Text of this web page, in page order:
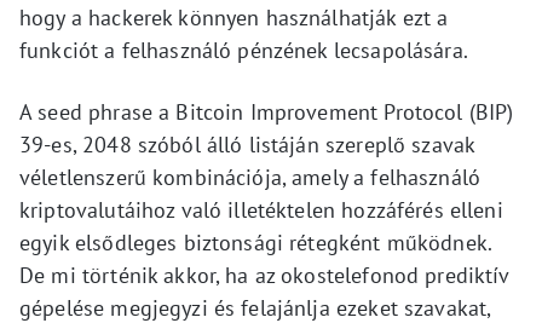
hogy a hackerek könnyen használhatják ezt a
funkciót a felhasználó pénzének lecsapolására.
A seed phrase a Bitcoin Improvement Protocol (BIP)
39-es, 2048 szóból álló listáján szereplő szavak
véletlenszerű kombinációja, amely a felhasználó
kriptovalutáihoz való illetéktelen hozzáférés elleni
egyik elsődleges biztonsági rétegként működnek.
De mi történik akkor, ha az okostelefonod prediktív
gépelése megjegyzi és felajánlja ezeket szavakat,